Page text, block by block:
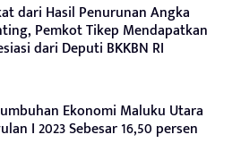
dari Hasil Penurunan Angka
Pemkot Tikep Mendapatkan
dari Deputi BKKBN RI
Ekonomi Maluku Utara
I 2023 Sebesar 16,50 persen